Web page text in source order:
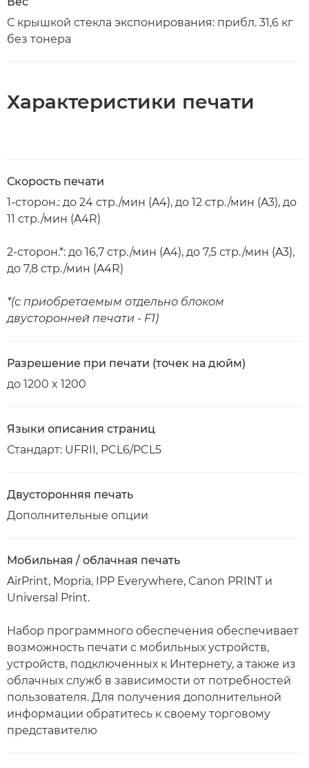
С крышкой стекла экспонирования: прибл. 31,6 кг
без тонера
Характеристики печати
Скорость печати
1-сторон.: до 24 стр./мин (A4), до 12 стр./мин (A3), до
11 стр./мин (A4R)
2-сторон.*: до 16,7 стр./мин (A4), до 7,5 стр./мин (A3),
до 7,8 стр./мин (A4R)
*(с приобретаемым отдельно блоком
двусторонней печати - F1)
Разрешение при печати (точек на дюйм)
до 1200 x 1200
Языки описания страниц
Стандарт: UFRII, PCL6/PCL5
Двусторонняя печать
Дополнительные опции
Мобильная / облачная печать
AirPrint, Mopria, IPP Everywhere, Canon PRINT и
Universal Print.
Набор программного обеспечения обеспечивает
возможность печати с мобильных устройств,
устройств, подключенных к Интернету, а также из
облачных служб в зависимости от потребностей
пользователя. Для получения дополнительной
информации обратитесь к своему торговому
представителю